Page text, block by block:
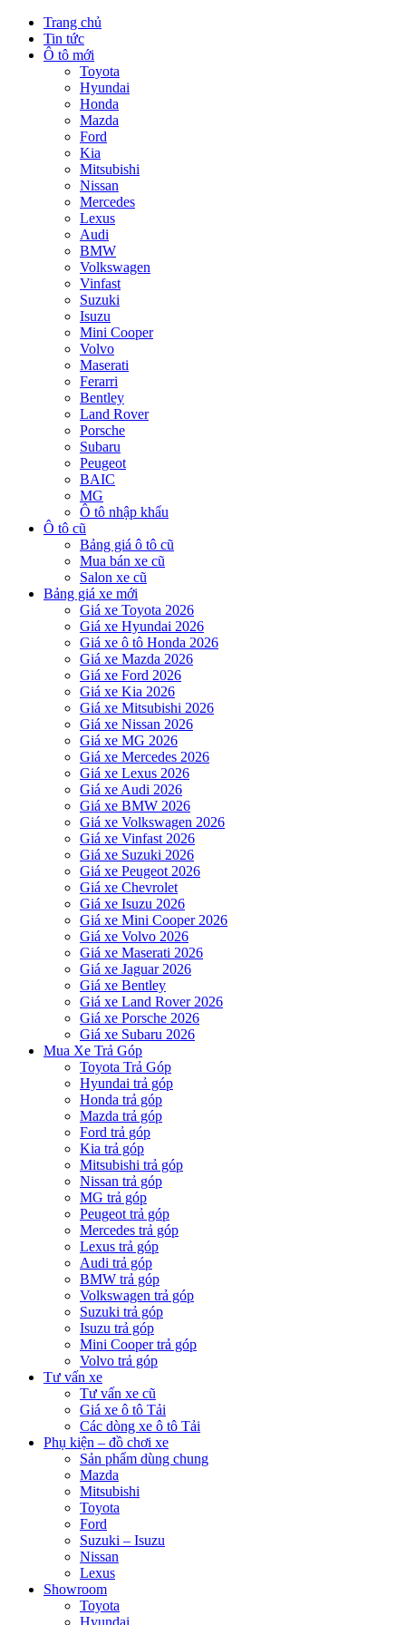
Trang chủ
Tin tức
Ô tô mới
Toyota
Hyundai
Honda
Mazda
Ford
Kia
Mitsubishi
Nissan
Mercedes
Lexus
Audi
BMW
Volkswagen
Vinfast
Suzuki
Isuzu
Mini Cooper
Volvo
Maserati
Ferarri
Bentley
Land Rover
Porsche
Subaru
Peugeot
BAIC
MG
Ô tô nhập khẩu
Ô tô cũ
Bảng giá ô tô cũ
Mua bán xe cũ
Salon xe cũ
Bảng giá xe mới
Giá xe Toyota 2026
Giá xe Hyundai 2026
Giá xe ô tô Honda 2026
Giá xe Mazda 2026
Giá xe Ford 2026
Giá xe Kia 2026
Giá xe Mitsubishi 2026
Giá xe Nissan 2026
Giá xe MG 2026
Giá xe Mercedes 2026
Giá xe Lexus 2026
Giá xe Audi 2026
Giá xe BMW 2026
Giá xe Volkswagen 2026
Giá xe Vinfast 2026
Giá xe Suzuki 2026
Giá xe Peugeot 2026
Giá xe Chevrolet
Giá xe Isuzu 2026
Giá xe Mini Cooper 2026
Giá xe Volvo 2026
Giá xe Maserati 2026
Giá xe Jaguar 2026
Giá xe Bentley
Giá xe Land Rover 2026
Giá xe Porsche 2026
Giá xe Subaru 2026
Mua Xe Trả Góp
Toyota Trả Góp
Hyundai trả góp
Honda trả góp
Mazda trả góp
Ford trả góp
Kia trả góp
Mitsubishi trả góp
Nissan trả góp
MG trả góp
Peugeot trả góp
Mercedes trả góp
Lexus trả góp
Audi trả góp
BMW trả góp
Volkswagen trả góp
Suzuki trả góp
Isuzu trả góp
Mini Cooper trả góp
Volvo trả góp
Tư vấn xe
Tư vấn xe cũ
Giá xe ô tô Tải
Các dòng xe ô tô Tải
Phụ kiện – đồ chơi xe
Sản phẩm dùng chung
Mazda
Mitsubishi
Toyota
Ford
Suzuki – Isuzu
Nissan
Lexus
Showroom
Toyota
Hyundai